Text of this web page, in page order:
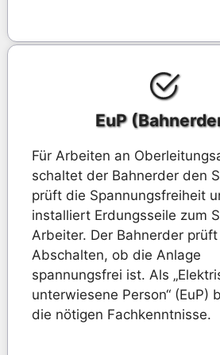
EuP
Für Arbeiten an
schaltet der Bahnerder den
prüft die Spannungsfreiheit
installiert Erdungsseile zum
Arbeiter. Der Bahnerder
Abschalten, ob die Anlage
spannungsfrei ist. Als
unterwiesene Person“ (EuP)
die nötigen Fachkenntnisse.